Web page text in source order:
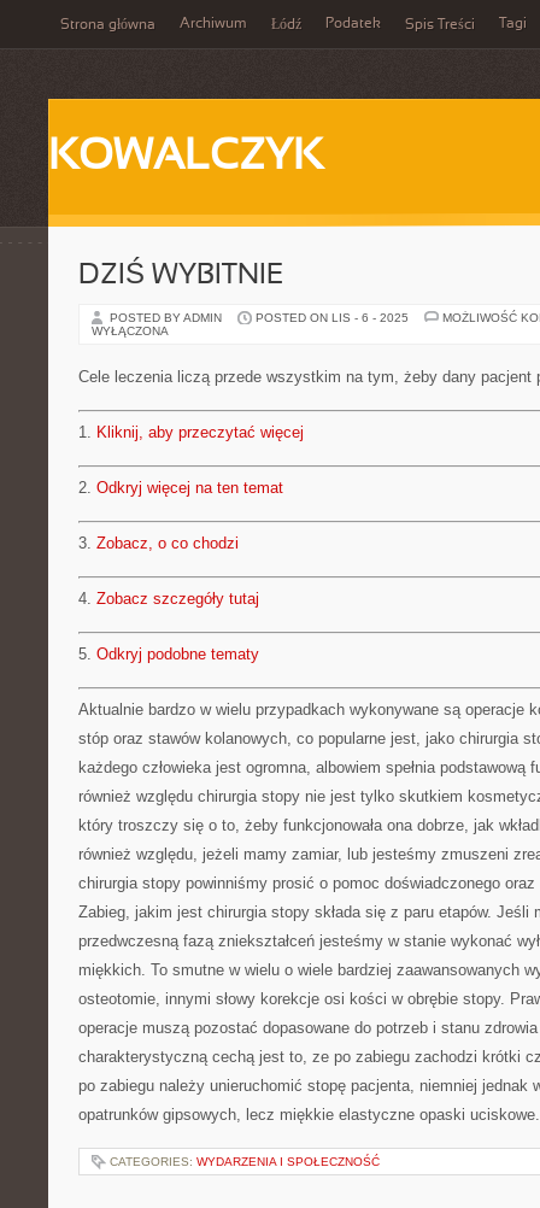
Strona główna Archiwum Łódź Podatek Spis Treści Tagi
KOWALCZYK
DZIŚ WYBITNIE
POSTED BY ADMIN POSTED ON LIS - 6 - 2025
MOŻLIWOŚĆ
WYŁĄCZONA
Cele leczenia liczą przede wszystkim na tym, żeby dany pacjent
1. Kliknij, aby przeczytać więcej
2. Odkryj więcej na ten temat
3. Zobacz, o co chodzi
4. Zobacz szczegóły tutaj
5. Odkryj podobne tematy
Aktualnie bardzo w wielu przypadkach wykonywane są operacje
stóp oraz stawów kolanowych, co popularne jest, jako chirurgia
każdego człowieka jest ogromna, albowiem spełnia podstawową
również względu chirurgia stopy nie jest tylko skutkiem
który troszczy się o to, żeby funkcjonowała ona dobrze, jak
również względu, jeżeli mamy zamiar, lub jesteśmy zmuszeni
chirurgia stopy powinniśmy prosić o pomoc doświadczonego
Zabieg, jakim jest chirurgia stopy składa się z paru etapów. Jeśli
przedwczesną fazą zniekształceń jesteśmy w stanie wykonać
miękkich. To smutne w wielu o wiele bardziej zaawansowanych
osteotomie, innymi słowy korekcje osi kości w obrębie stopy.
operacje muszą pozostać dopasowane do potrzeb i stanu
charakterystyczną cechą jest to, ze po zabiegu zachodzi krótki
po zabiegu należy unieruchomić stopę pacjenta, niemniej jednak
opatrunków gipsowych, lecz miękkie elastyczne opaski uciskowe.
CATEGORIES: WYDARZENIA I SPOŁECZNOŚĆ